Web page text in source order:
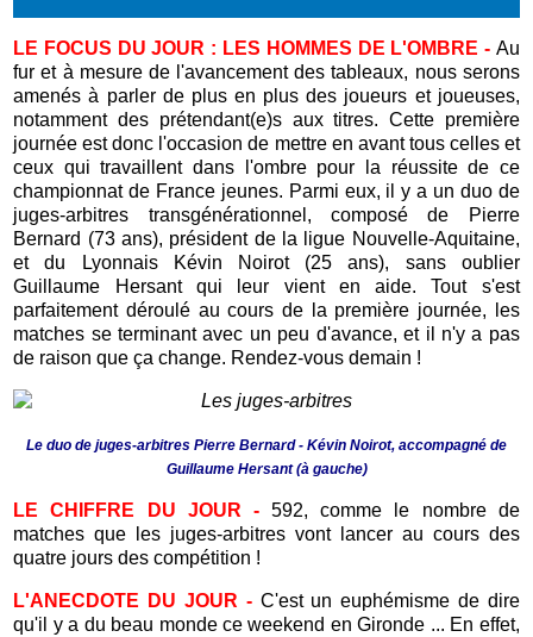
LE FOCUS DU JOUR : LES HOMMES DE L'OMBRE - Au
fur et à mesure de l'avancement des tableaux, nous serons
amenés à parler de plus en plus des joueurs et joueuses,
notamment des prétendant(e)s aux titres. Cette première
journée est donc l'occasion de mettre en avant tous celles et
ceux qui travaillent dans l'ombre pour la réussite de ce
championnat de France jeunes. Parmi eux, il y a un duo de
juges-arbitres transgénérationnel, composé de Pierre
Bernard (73 ans), président de la ligue Nouvelle-Aquitaine,
et du Lyonnais Kévin Noirot (25 ans), sans oublier
Guillaume Hersant qui leur vient en aide. Tout s'est
parfaitement déroulé au cours de la première journée, les
matches se terminant avec un peu d'avance, et il n'y a pas
de raison que ça change. Rendez-vous demain !
Le duo de juges-arbitres Pierre Bernard - Kévin Noirot, accompagné de
Guillaume Hersant (à gauche)
LE CHIFFRE DU JOUR -592,comme le nombre de
matches que les juges-arbitres vont lancer au cours des
quatre jours des compétition !
L'ANECDOTE DU JOUR - C'est un euphémisme de dire
qu'il y a du beau monde ce weekend en Gironde ... En effet,